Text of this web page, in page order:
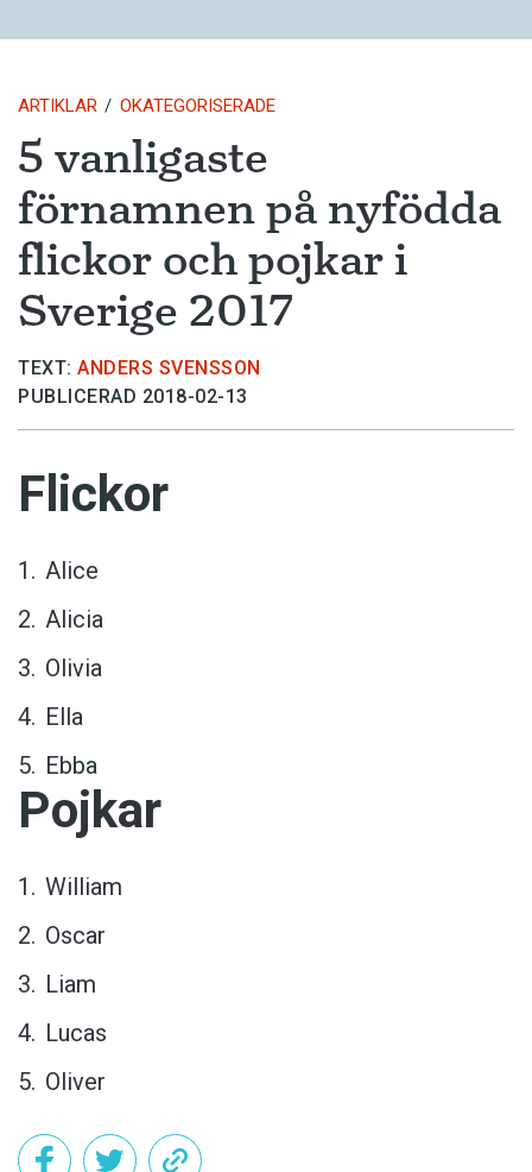
ARTIKLAR OKATEGORISERADE
5 vanligaste
förnamnen på nyfödda
flickor och pojkar i
Sverige 2017
TEXT: ANDERS SVENSSON
PUBLICERAD 2018-02-13
Flickor
Alice
Alicia
Olivia
Ella
Ebba
Pojkar
William
Oscar
Liam
Lucas
Oliver